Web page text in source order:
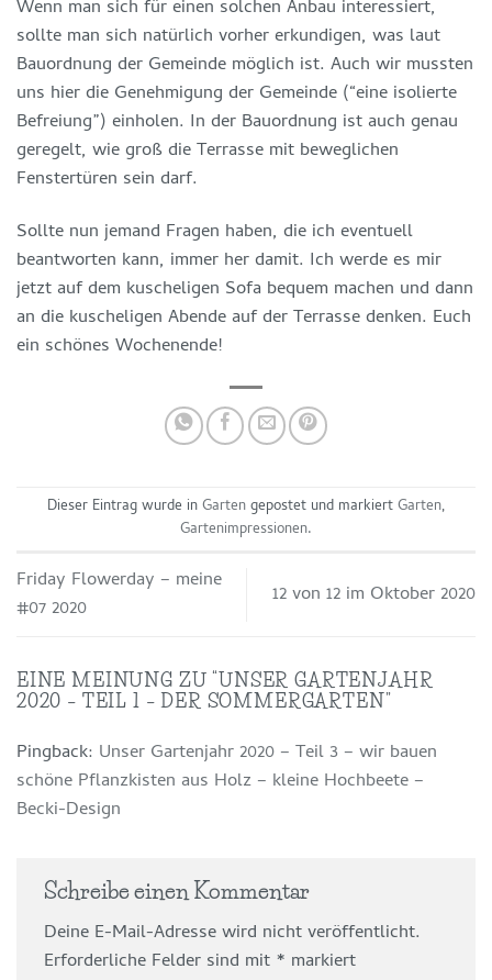
Wenn man sich für einen solchen Anbau interessiert,
sollte man sich natürlich vorher erkundigen, was laut
Bauordnung der Gemeinde möglich ist. Auch wir mussten
uns hier die Genehmigung der Gemeinde (“eine isolierte
Befreiung”) einholen. In der Bauordnung ist auch genau
geregelt, wie groß die Terrasse mit beweglichen
Fenstertüren sein darf.
Sollte nun jemand Fragen haben, die ich eventuell
beantworten kann, immer her damit. Ich werde es mir
jetzt auf dem kuscheligen Sofa bequem machen und dann
an die kuscheligen Abende auf der Terrasse denken. Euch
ein schönes Wochenende!
Dieser Eintrag wurde inGartengepostet und markiertGarten,
Gartenimpressionen.
Friday Flowerday – meine
#07 2020
12 von 12 im Oktober 2020
EINE MEINUNG ZU “UNSER GARTENJAHR
2020 – TEIL 1 – DER SOMMERGARTEN ”
Pingback: Unser Gartenjahr 2020 – Teil 3 – wir bauen
schöne Pflanzkisten aus Holz – kleine Hochbeete –
Becki-Design
Schreibe einen Kommentar
Deine E-Mail-Adresse wird nicht veröffentlicht.
Erforderliche Felder sind mit * markiert